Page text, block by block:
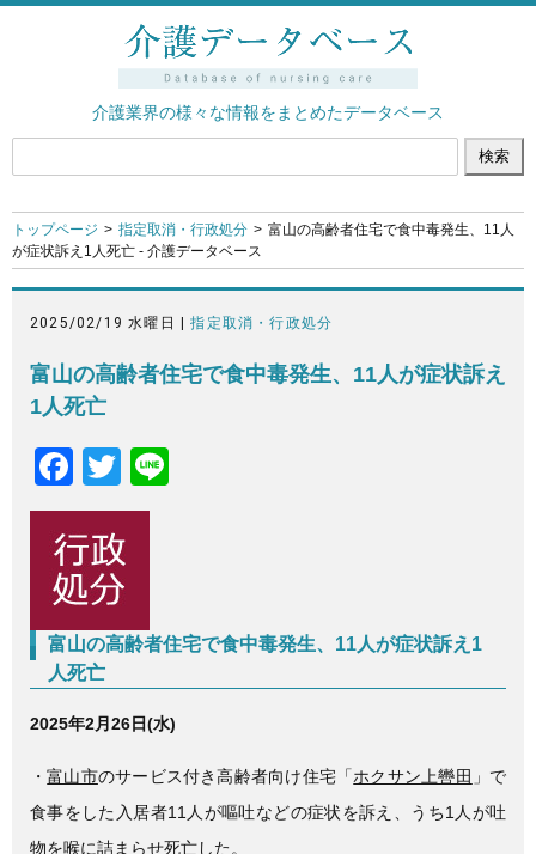
介護業界の様々な情報をまとめたデータベース
トップページ 指定取消・行政処分
富山の高齢者住宅で食中毒発生、11人
が症状訴え1人死亡 - 介護データベース
2025/02/19 水曜日 |指定取消・行政処分
富山の高齢者住宅で食中毒発生、11人が症状訴え
1人死亡
F
a
c
e
b
o
o
k
T
wi
tt
er
富山の高齢者住宅で食中毒発生、11人が症状訴え1
人死亡
2025年2月26日(水)
・富山市のサービス付き高齢者向け住宅「ホクサン上轡田 」で
食事をした入居者11人が嘔吐などの症状を訴え、うち1人が吐
物を喉に詰まらせ死亡した。